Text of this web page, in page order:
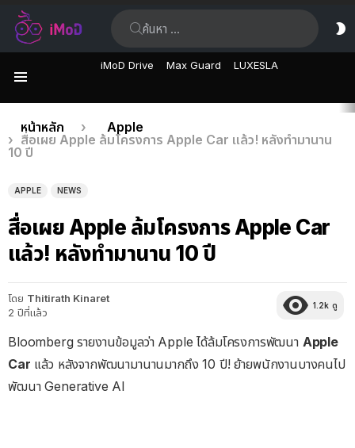
iMoD Drive Max Guard LUXESLA
เรื่อง
ล่าสุด
คุณอยู่ที่นี่:
หน้าหลัก
Apple
สื่อเผย Apple ล้มโครงการ Apple Car แล้ว! หลังทำมานาน
10 ปี
APPLE NEWS
สื่อเผย Apple ล้มโครงการ Apple Car
แล้ว! หลังทำมานาน 10 ปี
โดย Thitirath Kinaret
2 ปีที่แล้ว
1.2k ดู
Bloomberg รายงานข้อมูลว่า Apple ได้ล้มโครงการพัฒนา Apple
Car แล้ว หลังจากพัฒนามานานมากถึง 10 ปี! ย้ายพนักงานบางคนไป
พัฒนา Generative AI